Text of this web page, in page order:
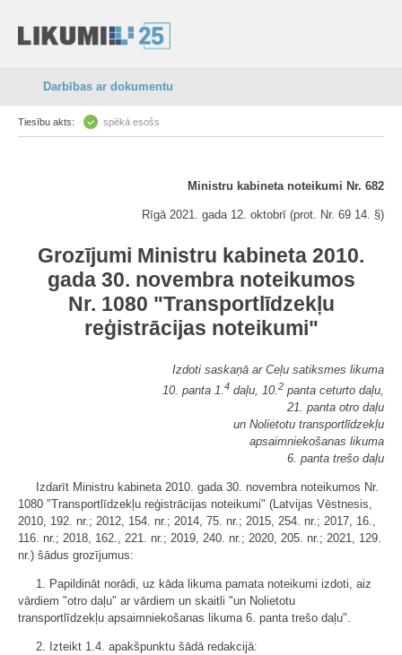
Darbības ar dokumentu
Tiesību akts: spēkā esošs
Ministru kabineta noteikumi Nr. 682
Rīgā 2021. gada 12. oktobrī (prot. Nr. 69 14. §)
Grozījumi Ministru kabineta 2010.
gada 30. novembra noteikumos
Nr. 1080 "Transportlīdzekļu
reģistrācijas noteikumi"
Izdoti saskaņā ar Ceļu satiksmes likuma
10. panta 1.4 daļu, 10.2 panta ceturto daļu,
21. panta otro daļu
un Nolietotu transportlīdzekļu
apsaimniekošanas likuma
6. panta trešo daļu
Izdarīt Ministru kabineta 2010. gada 30. novembra noteikumos Nr.
1080 "Transportlīdzekļu reģistrācijas noteikumi" (Latvijas Vēstnesis,
2010, 192. nr.; 2012, 154. nr.; 2014, 75. nr.; 2015, 254. nr.; 2017, 16.,
116. nr.; 2018, 162., 221. nr.; 2019, 240. nr.; 2020, 205. nr.; 2021, 129.
nr.) šādus grozījumus:
1. Papildināt norādi, uz kāda likuma pamata noteikumi izdoti, aiz
vārdiem "otro daļu" ar vārdiem un skaitli "un Nolietotu
transportlīdzekļu apsaimniekošanas likuma 6. panta trešo daļu".
2. Izteikt 1.4. apakšpunktu šādā redakcijā: